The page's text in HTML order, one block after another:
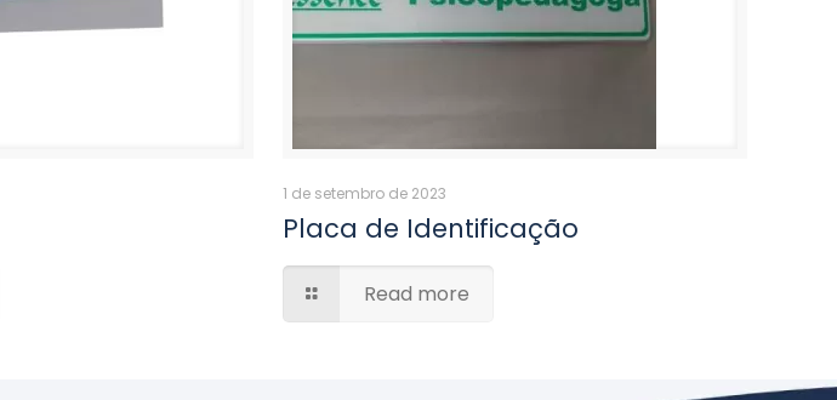
1 de setembro de 2023
Placa de Identificação
Read more